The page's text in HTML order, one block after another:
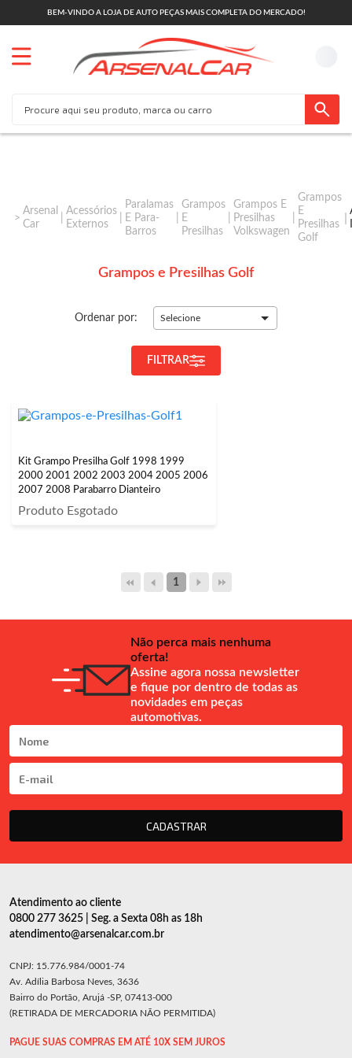
BEM-VINDO A LOJA DE AUTO PEÇAS MAIS COMPLETA DO MERCADO!
Arsenal
Car
Acessórios
Externos
Paralamas
E Para-
Barros
Grampos
E
Presilhas
Grampos E
Presilhas
Volkswagen
Grampos
E
Presilhas
Golf
Grampos e Presilhas Golf
Ordenar por: Selecione
FILTRAR
Kit Grampo Presilha Golf 1998 1999
2000 2001 2002 2003 2004 2005 2006
2007 2008 Parabarro Dianteiro
Produto Esgotado
1
Não perca mais nenhuma
oferta!
Assine agora nossa newsletter
e fique por dentro de todas as
novidades em peças
automotivas.
CADASTRAR
Atendimento ao cliente
0800 277 3625 | Seg. a Sexta 08h as 18h
atendimento@arsenalcar.com.br
CNPJ: 15.776.984/0001-74
Av. Adília Barbosa Neves, 3636
Bairro do Portão, Arujá -SP, 07413-000
(RETIRADA DE MERCADORIA NÃO PERMITIDA)
PAGUE SUAS COMPRAS EM ATÉ 10X SEM JUROS